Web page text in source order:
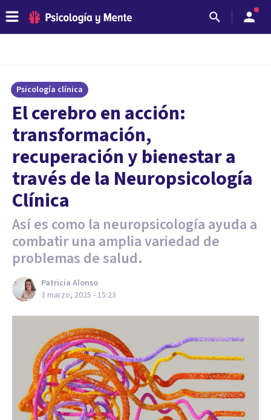
Psicología clínica
El cerebro en acción:
transformación,
recuperación y bienestar a
través de la Neuropsicología
Clínica
Así es como la neuropsicología ayuda a
combatir una amplia variedad de
problemas de salud.
Patricia Alonso
3 marzo, 2025 - 15:23